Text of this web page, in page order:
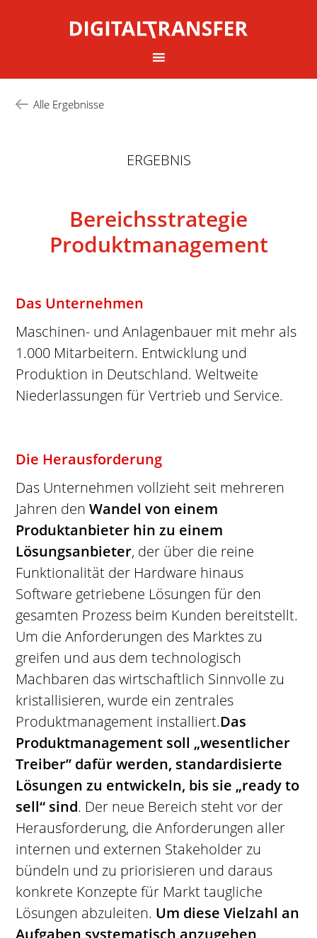
Alle Ergebnisse
ERGEBNIS
Bereichsstrategie
Produktmanagement
Das Unternehmen
Maschinen- und Anlagenbauer mit mehr als
1.000 Mitarbeitern. Entwicklung und
Produktion in Deutschland. Weltweite
Niederlassungen für Vertrieb und Service.
Die Herausforderung
Das Unternehmen vollzieht seit mehreren
Jahren denWandel von einem
Produktanbieter hin zu einem
Lösungsanbieter, der über die reine
Funktionalität der Hardware hinaus
Software getriebene Lösungen für den
gesamten Prozess beim Kunden bereitstellt.
Um die Anforderungen des Marktes zu
greifen und aus dem technologisch
Machbaren das wirtschaftlich Sinnvolle zu
kristallisieren, wurde ein zentrales
Produktmanagement installiert.Das
Produktmanagement soll „wesentlicher
Treiber” dafür werden, standardisierte
Lösungen zu entwickeln, bis sie „ready to
sell“ sind. Der neue Bereich steht vor der
Herausforderung, die Anforderungen aller
internen und externen Stakeholder zu
bündeln und zu priorisieren und daraus
konkrete Konzepte für Markt taugliche
Lösungen abzuleiten. Um diese Vielzahl an
Aufgaben systematisch anzugehen,